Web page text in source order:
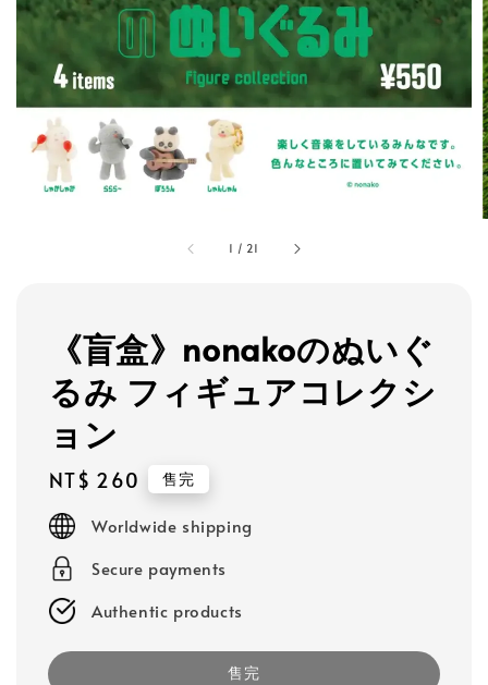
1 / 21
《盲盒》nonakoのぬいぐ
るみ フィギュアコレクシ
ョン
Regular
price
NT$ 260 售完
Worldwide shipping
Secure payments
Authentic products
售完